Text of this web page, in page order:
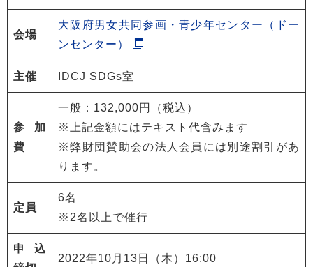
会場
大阪府男女共同参画・青少年センター（ドー
ンセンター）
主催 IDCJ SDGs室
参加
費
一般：132,000円（税込）
※上記金額にはテキスト代含みます
※弊財団賛助会の法人会員には別途割引があ
ります。
定員
6名
※2名以上で催行
申込
2022年10月13日（木）16:00